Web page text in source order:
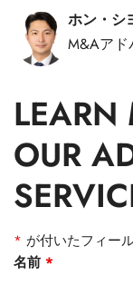
ホン・シ
M&Aアド
LEARN
OUR
* が付いたフィー
名前 *